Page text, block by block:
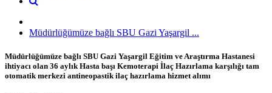
Müdürlüğümüze bağlı SBU Gazi Yaşargil ...
Müdürlüğümüze bağlı SBU Gazi Yaşargil Eğitim ve Araştırma Hastanesi
ihtiyacı olan 36 aylık Hasta başı Kemoterapi İlaç Hazırlama karşılığı tam
otomatik merkezi antineopastik ilaç hazırlama hizmet alımı